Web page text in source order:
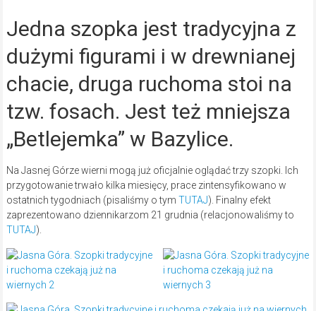
Jedna szopka jest tradycyjna z
dużymi figurami i w drewnianej
chacie, druga ruchoma stoi na
tzw. fosach. Jest też mniejsza
„Betlejemka” w Bazylice.
Na Jasnej Górze wierni mogą już oficjalnie oglądać trzy szopki. Ich
przygotowanie trwało kilka miesięcy, prace zintensyfikowano w
ostatnich tygodniach (pisaliśmy o tym TUTAJ). Finalny efekt
zaprezentowano dziennikarzom 21 grudnia (relacjonowaliśmy to
TUTAJ).